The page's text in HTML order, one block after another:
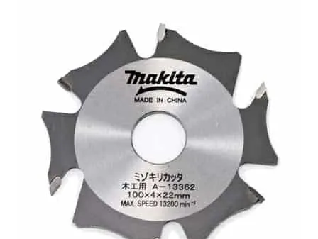
person 会員登録
最近閲覧した商品